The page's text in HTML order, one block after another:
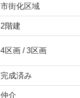
市街化区域
2階建
4区画 / 3区画
完成済み
仲介